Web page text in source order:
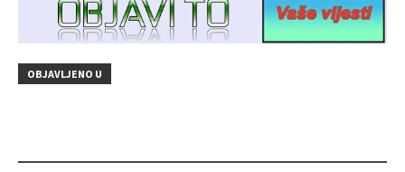
OBJAVLJENO U